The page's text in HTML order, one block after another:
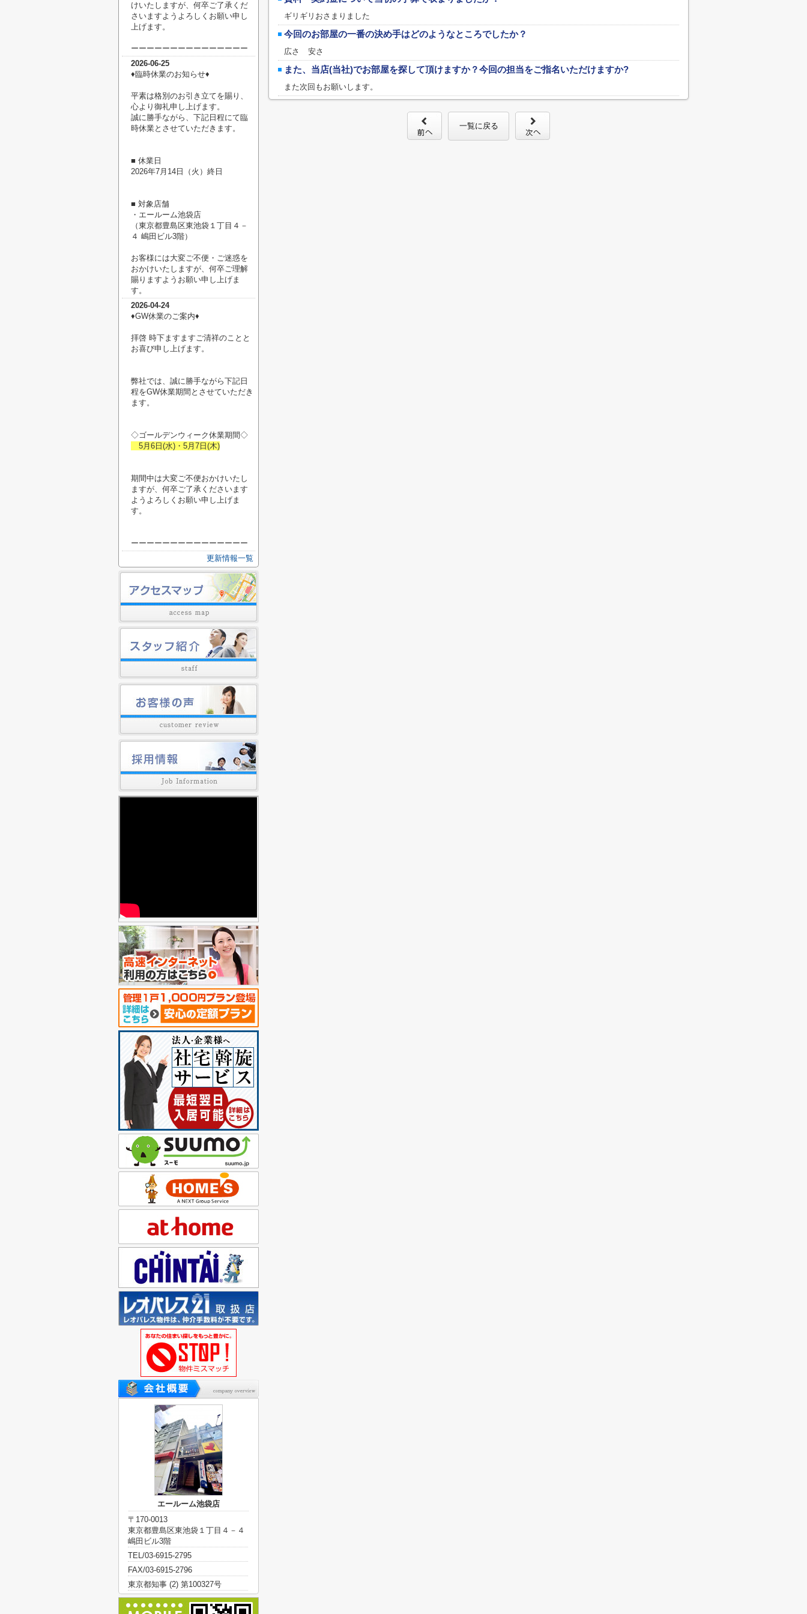
ギリギリおさまりました
今回のお部屋の一番の決め手はどのようなところでしたか？
広さ 安さ
また、当店(当社)でお部屋を探して頂けますか？今回の担当をご指名いただけますか?
また次回もお願いします。
一覧に戻る
けいたしますが、何卒ご了承くだ
さいますようよろしくお願い申し
上げます。
ーーーーーーーーーーーーーーー
2026-06-25
♦臨時休業のお知らせ♦
平素は格別のお引き立てを賜り、
心より御礼申し上げます。
誠に勝手ながら、下記日程にて臨
時休業とさせていただきます。
■ 休業日
2026年7月14日（火）終日
■ 対象店舗
・エールーム池袋店
（東京都豊島区東池袋１丁目４－
４ 嶋田ビル3階）
お客様には大変ご不便・ご迷惑を
おかけいたしますが、何卒ご理解
賜りますようお願い申し上げま
す。
2026-04-24
♦︎GW休業のご案内♦︎
拝啓 時下ますますご清祥のことと
お喜び申し上げます。
弊社では、誠に勝手ながら下記日
程をGW休業期間とさせていただき
ます。
◇ゴールデンウィーク休業期間◇
5月6日(水)・5月7日(木)
期間中は大変ご不便おかけいたし
ますが、何卒ご了承くださいます
ようよろしくお願い申し上げま
す。
ーーーーーーーーーーーーーーー
更新情報一覧
エールーム池袋店
〒170-0013
東京都豊島区東池袋１丁目４－４
嶋田ビル3階
TEL/03-6915-2795
FAX/03-6915-2796
東京都知事 (2) 第100327号